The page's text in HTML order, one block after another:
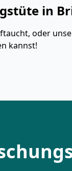
in
oder
kannst!